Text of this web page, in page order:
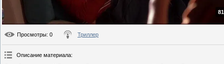
Просмотры: 0 Триллер
Описание материала: